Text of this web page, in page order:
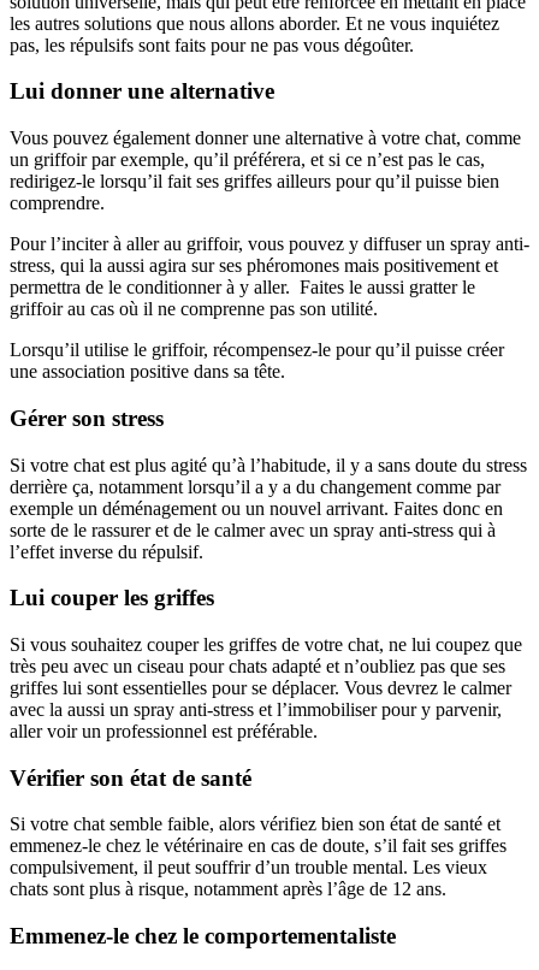
les autres solutions que nous allons aborder. Et ne vous inquiétez
pas, les répulsifs sont faits pour ne pas vous dégoûter.
Lui donner une alternative
Vous pouvez également donner une alternative à votre chat, comme
un griffoir par exemple, qu’il préférera, et si ce n’est pas le cas,
redirigez-le lorsqu’il fait ses griffes ailleurs pour qu’il puisse bien
comprendre.
Pour l’inciter à aller au griffoir, vous pouvez y diffuser un spray anti-
stress, qui la aussi agira sur ses phéromones mais positivement et
permettra de le conditionner à y aller. Faites le aussi gratter le
griffoir au cas où il ne comprenne pas son utilité.
Lorsqu’il utilise le griffoir, récompensez-le pour qu’il puisse créer
une association positive dans sa tête.
Gérer son stress
Si votre chat est plus agité qu’à l’habitude, il y a sans doute du stress
derrière ça, notamment lorsqu’il a y a du changement comme par
exemple un déménagement ou un nouvel arrivant. Faites donc en
sorte de le rassurer et de le calmer avec un spray anti-stress qui à
l’effet inverse du répulsif.
Lui couper les griffes
Si vous souhaitez couper les griffes de votre chat, ne lui coupez que
très peu avec un ciseau pour chats adapté et n’oubliez pas que ses
griffes lui sont essentielles pour se déplacer. Vous devrez le calmer
avec la aussi un spray anti-stress et l’immobiliser pour y parvenir,
aller voir un professionnel est préférable.
Vérifier son état de santé
Si votre chat semble faible, alors vérifiez bien son état de santé et
emmenez-le chez le vétérinaire en cas de doute, s’il fait ses griffes
compulsivement, il peut souffrir d’un trouble mental. Les vieux
chats sont plus à risque, notamment après l’âge de 12 ans.
Emmenez-le chez le comportementaliste